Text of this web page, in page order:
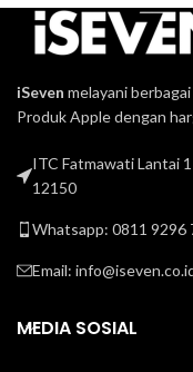
iSeven melayani
Produk Apple dengan
ITC Fatmawati Lantai
12150
Whatsapp: 0811 9296
Email:
MEDIA SOSIAL